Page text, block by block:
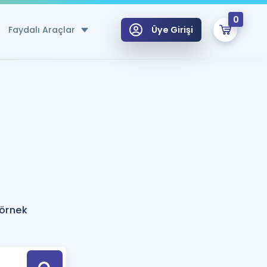
Faydalı Araçlar
Hesaplama Aracı
için Öneriler
Tek Takvimde
Üye Girişi
0